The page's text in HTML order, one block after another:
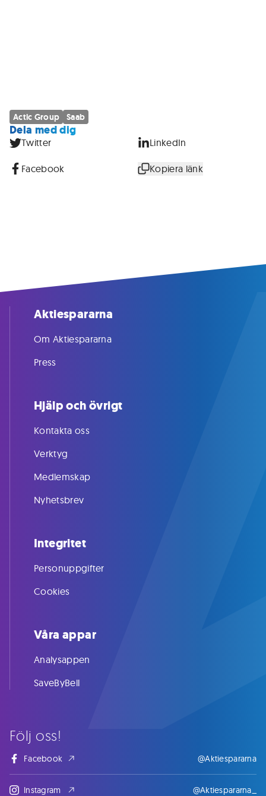
Actic Group Saab
Dela med dig
Twitter LinkedIn
Facebook Kopiera länk
Följ oss!
Facebook @Aktiespararna
Instagram @Aktiespararna_
Aktiespararna
Om Aktiespararna
Press
Hjälp och övrigt
Kontakta oss
Verktyg
Medlemskap
Nyhetsbrev
Integritet
Personuppgifter
Cookies
Våra appar
Analysappen
SaveByBell